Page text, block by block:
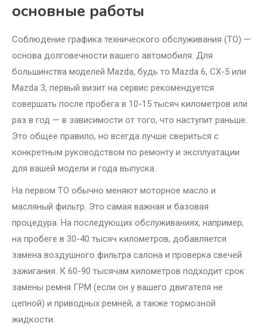
основные работы
Соблюдение графика технического обслуживания (ТО) —
основа долговечности вашего автомобиля. Для
большинства моделей Mazda, будь то Mazda 6, CX-5 или
Mazda 3, первый визит на сервис рекомендуется
совершать после пробега в 10-15 тысяч километров или
раз в год — в зависимости от того, что наступит раньше.
Это общее правило, но всегда лучше свериться с
конкретным руководством по ремонту и эксплуатации
для вашей модели и года выпуска.
На первом ТО обычно меняют моторное масло и
масляный фильтр. Это самая важная и базовая
процедура. На последующих обслуживаниях, например,
на пробеге в 30-40 тысяч километров, добавляется
замена воздушного фильтра салона и проверка свечей
зажигания. К 60-90 тысячам километров подходит срок
замены ремня ГРМ (если он у вашего двигателя не
цепной) и приводных ремней, а также тормозной
жидкости.